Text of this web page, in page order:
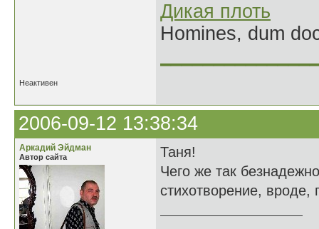
Дикая плоть
Homines, dum
Неактивен
2006-09-12 13:38:34
Аркадий Эйдман
Автор сайта
Таня!
Чего же так
стихотворение,